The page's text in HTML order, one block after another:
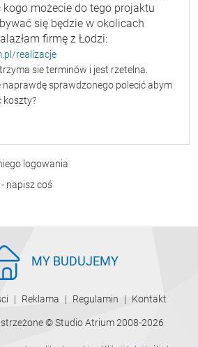
możecie do tego projaktu
się będzie w okolicach
firmę z Łodzi:
realizacje
sie terminów i jest rzetelna.
naprawdę sprawdzonego polecić abym
koszty?
logowania
napisz coś
MY BUDUJEMY
Reklama Regulamin Kontakt
© Studio Atrium 2008-2026